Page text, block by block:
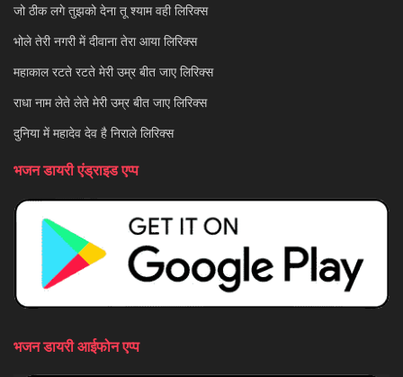
जो ठीक लगे तुझको देना तू श्याम वही लिरिक्स
भोले तेरी नगरी में दीवाना तेरा आया लिरिक्स
महाकाल रटते रटते मेरी उम्र बीत जाए लिरिक्स
राधा नाम लेते लेते मेरी उम्र बीत जाए लिरिक्स
दुनिया में महादेव देव है निराले लिरिक्स
भजन डायरी एंड्राइड एप्प
भजन डायरी आईफोन एप्प